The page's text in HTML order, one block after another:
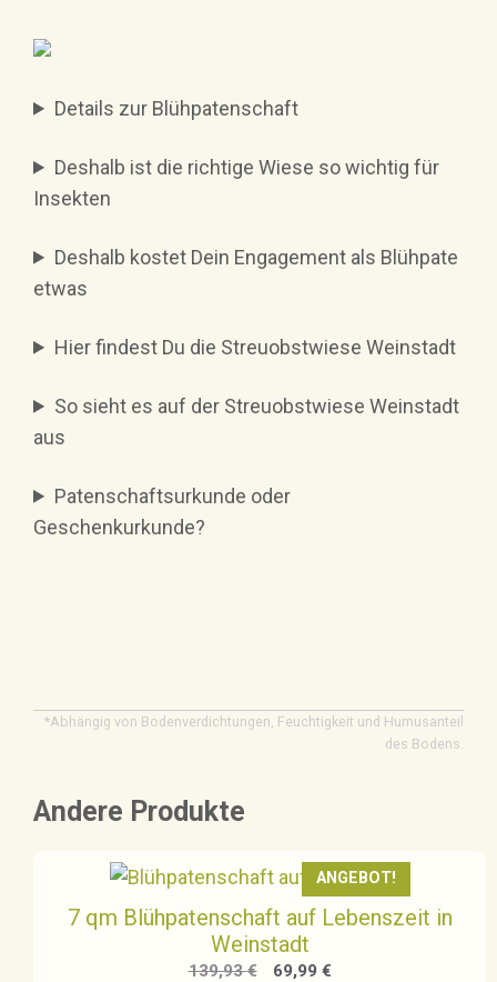
Details zur Blühpatenschaft
Deshalb ist die richtige Wiese so wichtig für
Insekten
Deshalb kostet Dein Engagement als Blühpate
etwas
Hier findest Du die Streuobstwiese Weinstadt
So sieht es auf der Streuobstwiese Weinstadt
aus
Patenschaftsurkunde oder
Geschenkurkunde?
*Abhängig von Bodenverdichtungen, Feuchtigkeit und Humusanteil
des Bodens.
Andere Produkte
ANGEBOT!
7 qm Blühpatenschaft auf Lebenszeit in
Weinstadt
139,93€
Ursprünglicher
69,99 €Aktueller